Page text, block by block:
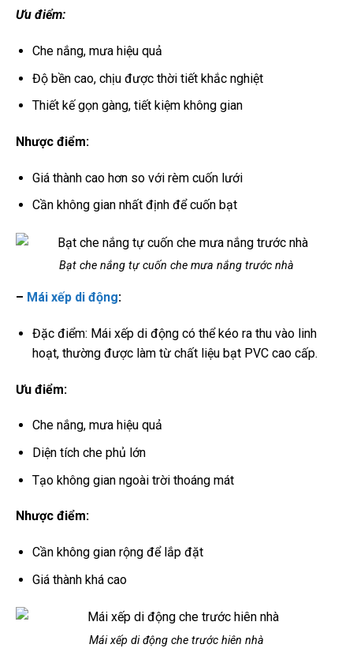
Ưu điểm:
Che nắng, mưa hiệu quả
Độ bền cao, chịu được thời tiết khắc nghiệt
Thiết kế gọn gàng, tiết kiệm không gian
Nhược điểm:
Giá thành cao hơn so với rèm cuốn lưới
Cần không gian nhất định để cuốn bạt
Bạt che nắng tự cuốn che mưa nắng trước nhà
– Mái xếp di động:
Đặc điểm: Mái xếp di động có thể kéo ra thu vào linh
hoạt, thường được làm từ chất liệu bạt PVC cao cấp.
Ưu điểm:
Che nắng, mưa hiệu quả
Diện tích che phủ lớn
Tạo không gian ngoài trời thoáng mát
Nhược điểm:
Cần không gian rộng để lắp đặt
Giá thành khá cao
Mái xếp di động che trước hiên nhà